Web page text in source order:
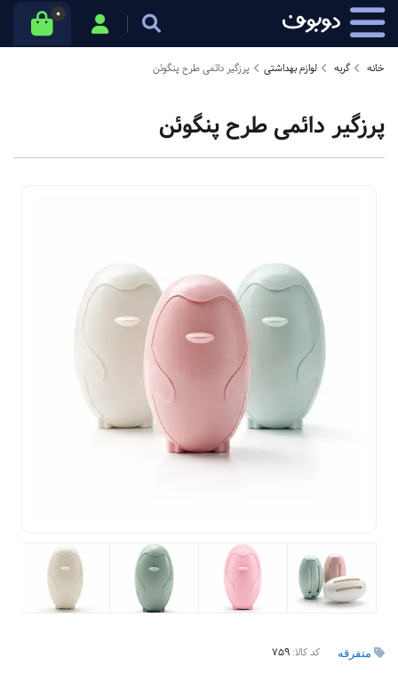
0
خانه گربه لوازم بهداشتی پرزگیر دائمی طرح پنگوئن
پرزگیر دائمی طرح پنگوئن
متفرقه کد کالا: